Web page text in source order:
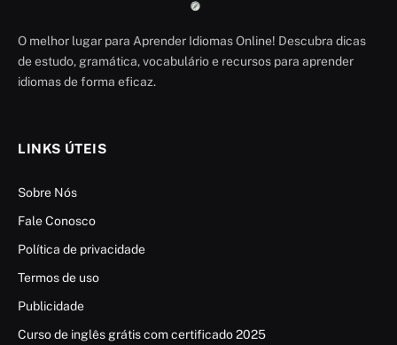
O melhor lugar para Aprender Idiomas Online! Descubra dicas
de estudo, gramática, vocabulário e recursos para aprender
idiomas de forma eficaz.
LINKS ÚTEIS
Sobre Nós
Fale Conosco
Política de privacidade
Termos de uso
Publicidade
Curso de inglês grátis com certificado 2025